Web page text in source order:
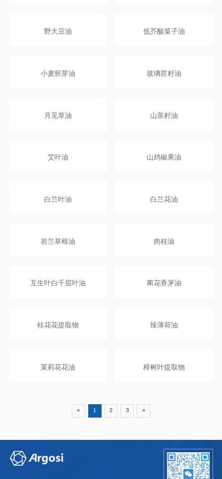
野大豆油 低芥酸菜子油
小麦胚芽油 玻璃苣籽油
月见草油 山茶籽油
艾叶油 山鸡椒果油
白兰叶油 白兰花油
岩兰草根油 肉桂油
互生叶白千层叶油 蔺花香茅油
桂花花提取物 辣薄荷油
茉莉花花油 樟树叶提取物
« 1 2 3 »